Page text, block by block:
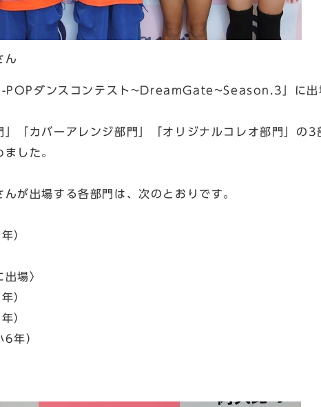
ん
POPダンスコンテスト~DreamGate~Season.3」に出
」「カバーアレンジ部門」「オリジナルコレオ部門」の
した。
が出場する各部門は、次のとおりです。
）
場〉
）
）
6年）